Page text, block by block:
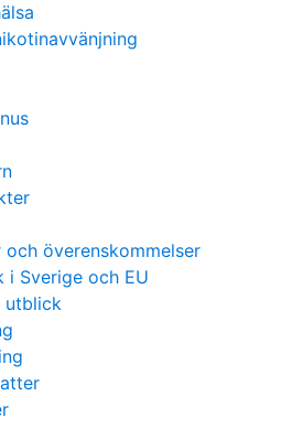
och överenskommelser
i Sverige och EU
utblick